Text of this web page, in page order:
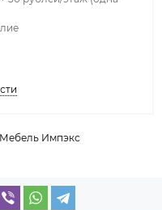
Мебель Импэкс